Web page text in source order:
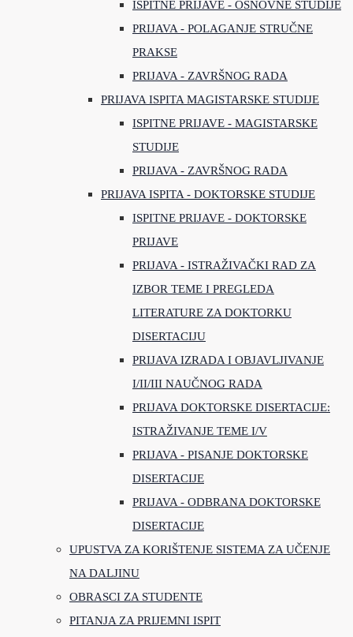
ISPITNE PRIJAVE - OSNOVNE STUDIJE
PRIJAVA - POLAGANJE STRUČNE
PRAKSE
PRIJAVA - ZAVRŠNOG RADA
PRIJAVA ISPITA MAGISTARSKE STUDIJE
ISPITNE PRIJAVE - MAGISTARSKE
STUDIJE
PRIJAVA - ZAVRŠNOG RADA
PRIJAVA ISPITA - DOKTORSKE STUDIJE
ISPITNE PRIJAVE - DOKTORSKE
PRIJAVE
PRIJAVA - ISTRAŽIVAČKI RAD ZA
IZBOR TEME I PREGLEDA
LITERATURE ZA DOKTORKU
DISERTACIJU
PRIJAVA IZRADA I OBJAVLJIVANJE
I/II/III NAUČNOG RADA
PRIJAVA DOKTORSKE DISERTACIJE:
ISTRAŽIVANJE TEME I/V
PRIJAVA - PISANJE DOKTORSKE
DISERTACIJE
PRIJAVA - ODBRANA DOKTORSKE
DISERTACIJE
UPUSTVA ZA KORIŠTENJE SISTEMA ZA UČENJE
NA DALJINU
OBRASCI ZA STUDENTE
PITANJA ZA PRIJEMNI ISPIT